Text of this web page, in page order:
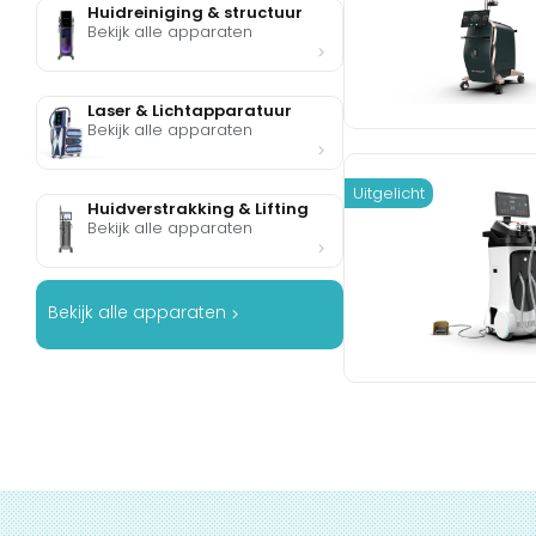
Huidreiniging & structuur
Bekijk alle apparaten
Laser & Lichtapparatuur
Bekijk alle apparaten
Huidverstrakking & Lifting
Bekijk alle apparaten
Bekijk alle apparaten
Uitgelicht